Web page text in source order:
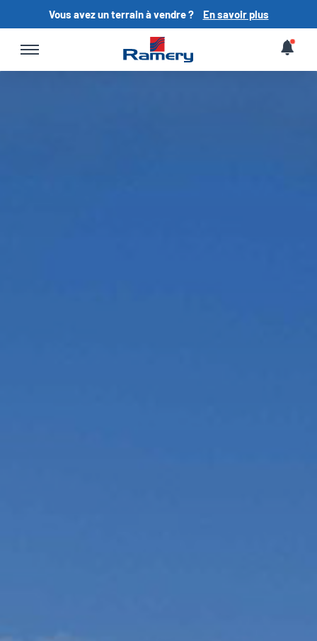
Vous avez un terrain à vendre ? En savoir plus